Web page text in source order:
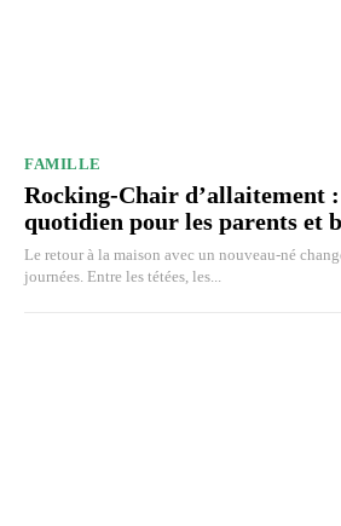
FAMILLE
Rocking-Chair d’allaitement
quotidien pour les parents et
Le retour à la maison avec un nouveau-né
journées. Entre les tétées, les...